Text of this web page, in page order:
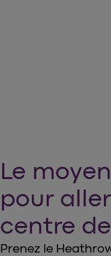
Le
pour
centre
Prenez le